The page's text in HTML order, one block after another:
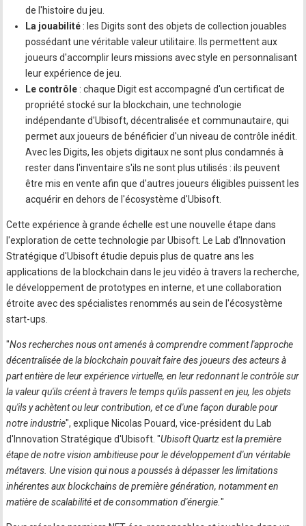
de l'histoire du jeu.
La jouabilité : les Digits sont des objets de collection jouables
possédant une véritable valeur utilitaire. Ils permettent aux
joueurs d'accomplir leurs missions avec style en personnalisant
leur expérience de jeu.
Le contrôle : chaque Digit est accompagné d'un certificat de
propriété stocké sur la blockchain, une technologie
indépendante d'Ubisoft, décentralisée et communautaire, qui
permet aux joueurs de bénéficier d'un niveau de contrôle inédit.
Avec les Digits, les objets digitaux ne sont plus condamnés à
rester dans l'inventaire s'ils ne sont plus utilisés : ils peuvent
être mis en vente afin que d'autres joueurs éligibles puissent les
acquérir en dehors de l'écosystème d'Ubisoft.
Cette expérience à grande échelle est une nouvelle étape dans
l'exploration de cette technologie par Ubisoft. Le Lab d'Innovation
Stratégique d'Ubisoft étudie depuis plus de quatre ans les
applications de la blockchain dans le jeu vidéo à travers la recherche,
le développement de prototypes en interne, et une collaboration
étroite avec des spécialistes renommés au sein de l'écosystème
start-ups.
"Nos recherches nous ont amenés à comprendre comment l'approche
décentralisée de la blockchain pouvait faire des joueurs des acteurs à
part entière de leur expérience virtuelle, en leur redonnant le contrôle sur
la valeur qu'ils créent à travers le temps qu'ils passent en jeu, les objets
qu'ils y achètent ou leur contribution, et ce d'une façon durable pour
notre industrie", explique Nicolas Pouard, vice-président du Lab
d'Innovation Stratégique d'Ubisoft. "Ubisoft Quartz est la première
étape de notre vision ambitieuse pour le développement d'un véritable
métavers. Une vision qui nous a poussés à dépasser les limitations
inhérentes aux blockchains de première génération, notamment en
matière de scalabilité et de consommation d'énergie."